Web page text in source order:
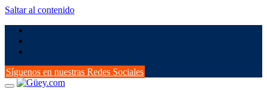
Saltar al contenido
Síguenos en nuestras Redes Sociales